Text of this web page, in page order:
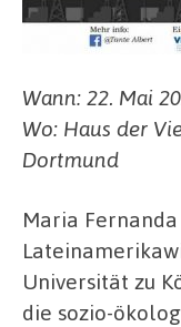
Wann: 22. Mai
Wo: Haus der
Dortmund
Maria
Universität zu
die sozio-